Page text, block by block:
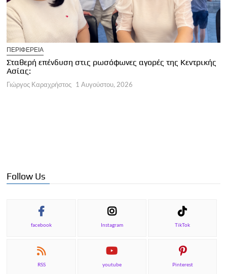
ΠΕΡΙΦΕΡΕΙΑ
Σταθερή επένδυση στις ρωσόφωνες αγορές της Κεντρικής
Ασίας:
Γιώργος Καραχρήστος 1 Αυγούστου, 2026
Follow Us
facebook Instagram TikTok
RSS youtube Pinterest